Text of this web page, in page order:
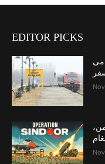
EDITOR PICKS